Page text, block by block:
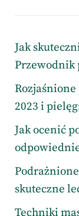
Jak
Przewodnik
2023 i
Jak ocenić
skuteczne
Techniki